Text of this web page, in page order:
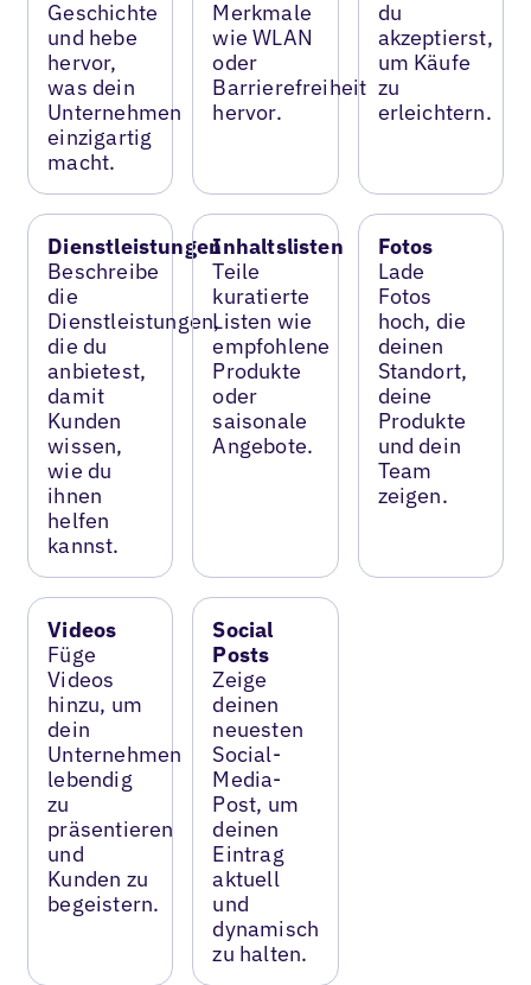
Geschichte
und hebe
hervor,
was dein
Unternehmen
einzigartig
macht.
Merkmale
wie WLAN
oder
Barrierefreiheit
hervor.
du
akzeptierst,
um Käufe
zu
erleichtern.
Dienstleistungen
Beschreibe
die
Dienstleistungen,
die du
anbietest,
damit
Kunden
wissen,
wie du
ihnen
helfen
kannst.
Inhaltslisten
Teile
kuratierte
Listen wie
empfohlene
Produkte
oder
saisonale
Angebote.
Fotos
Lade
Fotos
hoch, die
deinen
Standort,
deine
Produkte
und dein
Team
zeigen.
Videos
Füge
Videos
hinzu, um
dein
Unternehmen
lebendig
zu
präsentieren
und
Kunden zu
begeistern.
Social
Posts
Zeige
deinen
neuesten
Social-
Media-
Post, um
deinen
Eintrag
aktuell
und
dynamisch
zu halten.